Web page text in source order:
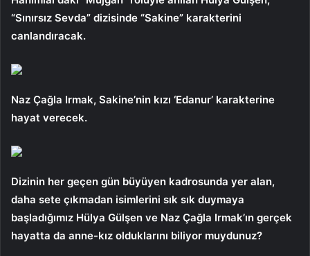
“Sınırsız Sevda” dizisinde “Sakine” karakterini
canlandıracak.
Naz Çağla Irmak, Sakine’nin kızı ‘Edanur’ karakterine
hayat verecek.
Dizinin her geçen gün büyüyen kadrosunda yer alan,
daha sete çıkmadan isimlerini sık sık duymaya
başladığımız Hülya Gülşen ve Naz Çağla Irmak’ın gerçek
hayatta da anne-kız olduklarını biliyor muydunuz?